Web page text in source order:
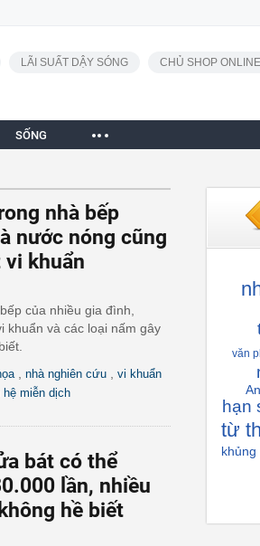
LÃI SUẤT DẬY SÓNG CHỦ SHOP
SỐNG
nhà bếp
nước nóng cũng
vi khuẩn
của nhiều gia đình,
khuẩn và các loại nấm gây
nhà nghiên cứu
vi khuẩn
miễn dịch
bát có thể
lần, nhiều
hề biết
văn
hạn
từ
khủng